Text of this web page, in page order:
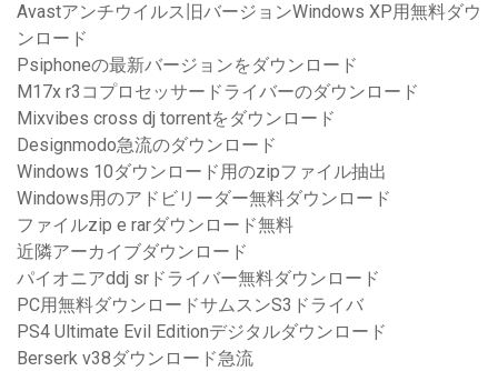
Avastアンチウイルス旧バージョンWindows XP用無料ダウ
ンロード
Psiphoneの最新バージョンをダウンロード
M17x r3コプロセッサードライバーのダウンロード
Mixvibes cross dj torrentをダウンロード
Designmodo急流のダウンロード
Windows 10ダウンロード用のzipファイル抽出
Windows用のアドビリーダー無料ダウンロード
ファイルzip e rarダウンロード無料
近隣アーカイブダウンロード
パイオニアddj srドライバー無料ダウンロード
PC用無料ダウンロードサムスンS3ドライバ
PS4 Ultimate Evil Editionデジタルダウンロード
Berserk v38ダウンロード急流